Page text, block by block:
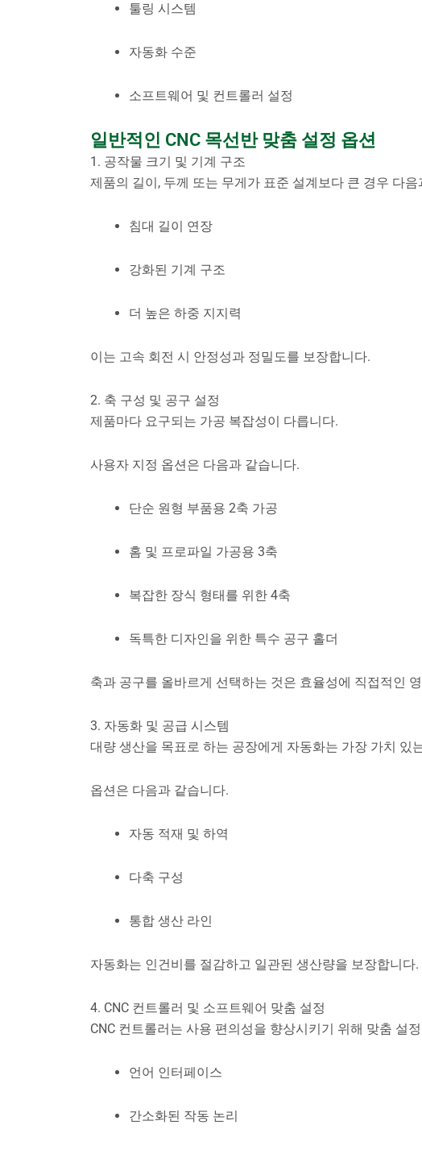
툴링 시스템
자동화 수준
소프트웨어 및 컨트롤러 설정
일반적인 CNC 목선반 맞춤 설정 옵션
1. 공작물 크기 및 기계 구조
제품의 길이, 두께 또는 무게가 표준 설계보다 큰 경우 다
침대 길이 연장
강화된 기계 구조
더 높은 하중 지지력
이는 고속 회전 시 안정성과 정밀도를 보장합니다.
2. 축 구성 및 공구 설정
제품마다 요구되는 가공 복잡성이 다릅니다.
사용자 지정 옵션은 다음과 같습니다.
단순 원형 부품용 2축 가공
홈 및 프로파일 가공용 3축
복잡한 장식 형태를 위한 4축
독특한 디자인을 위한 특수 공구 홀더
축과 공구를 올바르게 선택하는 것은 효율성에 직접적인
3. 자동화 및 공급 시스템
대량 생산을 목표로 하는 공장에게 자동화는 가장 가치 있
옵션은 다음과 같습니다.
자동 적재 및 하역
다축 구성
통합 생산 라인
자동화는 인건비를 절감하고 일관된 생산량을 보장합니다.
4. CNC 컨트롤러 및 소프트웨어 맞춤 설정
CNC 컨트롤러는 사용 편의성을 향상시키기 위해 맞춤 설
언어 인터페이스
간소화된 작동 논리